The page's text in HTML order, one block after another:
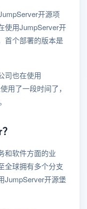
开源项
使用JumpServer开
首个部署的版本是
司也在使用
用了一段时间了，
和软件方面的业
全球拥有多个分支
JumpServer开源堡